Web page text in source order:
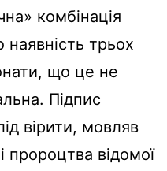
комбінація
трьох
що це не
Підпис
вірити, мовляв
пророцтва відомої